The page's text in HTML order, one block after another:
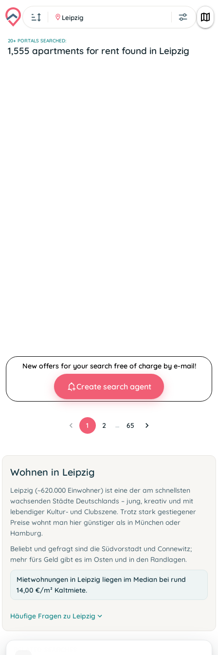
Leipzig
20+ PORTALS SEARCHED:
1,555 apartments for rent found in Leipzig
New offers for your search free of charge by e-mail!
Create search agent
1 2 … 65
Wohnen in Leipzig
Leipzig (~620.000 Einwohner) ist eine der am schnellsten
wachsenden Städte Deutschlands – jung, kreativ und mit
lebendiger Kultur- und Clubszene. Trotz stark gestiegener
Preise wohnt man hier günstiger als in München oder
Hamburg.
Beliebt und gefragt sind die Südvorstadt und Connewitz;
mehr fürs Geld gibt es im Osten und in den Randlagen.
Mietwohnungen in Leipzig liegen im Median bei rund
14,00 €/m² Kaltmiete.
Häufige Fragen zu Leipzig